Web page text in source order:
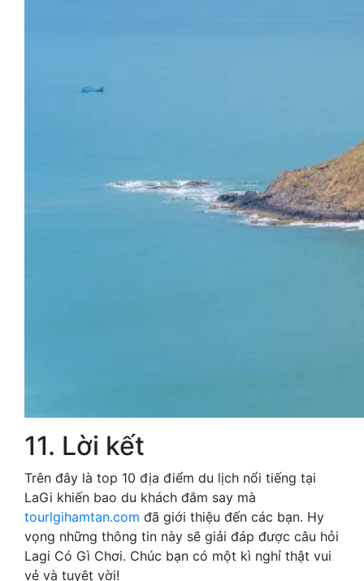
11. Lời kết
Trên đây là top 10 địa điểm du lịch nổi tiếng tại
LaGi khiến bao du khách đắm say mà
tourlgihamtan.com đã giới thiệu đến các bạn. Hy
vọng những thông tin này sẽ giải đáp được câu hỏi
Lagi Có Gì Chơi. Chúc bạn có một kì nghỉ thật vui
vẻ và tuyệt vời!